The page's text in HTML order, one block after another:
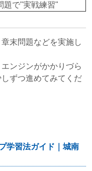
題で"実戦練習"
末問題などを実施し
ンジンがかかりづら
ずつ進めてみてくだ
学習法ガイド｜城南